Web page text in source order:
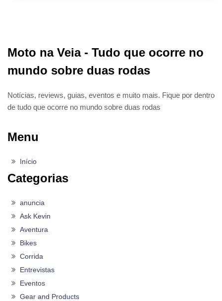
Moto na Veia - Tudo que ocorre no
mundo sobre duas rodas
Notícias, reviews, guias, eventos e muito mais. Fique por dentro
de tudo que ocorre no mundo sobre duas rodas
Menu
Início
Categorias
anuncia
Ask Kevin
Aventura
Bikes
Corrida
Entrevistas
Eventos
Gear and Products